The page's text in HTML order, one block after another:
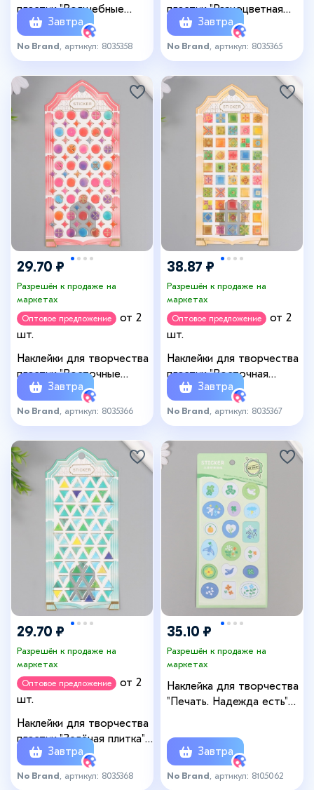
пластик "Волшебные
пузырьки" 9,3х20,4 см
Завтра
No Brand , артикул: 8035358
пластик "Разноцветная
плитка ромбы" 9,3х20,4 см
Завтра
No Brand , артикул: 8035365
29.70 ₽
Разрешён к продаже на
маркетах
Оптовое предложение
от 2
шт.
Наклейки для творчества
пластик "Восточные
мелочи" 9,3х20,4 см
Завтра
No Brand , артикул: 8035366
38.87 ₽
Разрешён к продаже на
маркетах
Оптовое предложение
от 2
шт.
Наклейки для творчества
пластик "Восточная
плитка" 9,3х20,4 см
Завтра
No Brand , артикул: 8035367
29.70 ₽
Разрешён к продаже на
маркетах
Оптовое предложение
от 2
шт.
Наклейки для творчества
пластик "Зелёная плитка"
9,3х20,4 см
Завтра
No Brand , артикул: 8035368
35.10 ₽
Разрешён к продаже на
маркетах
Наклейка для творчества
"Печать. Надежда есть"
Завтра
No Brand , артикул: 8105062